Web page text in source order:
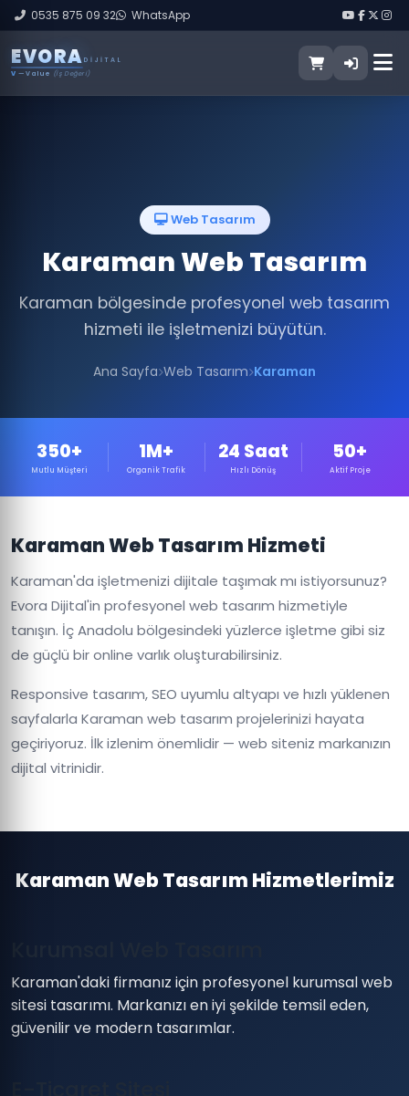
0535 875 09 32 WhatsApp
EVORA DIJITAL
V — Value (İş Değeri)
Web Tasarım
Karaman Web Tasarım
Karaman bölgesinde profesyonel web tasarım
hizmeti ile işletmenizi büyütün.
Ana Sayfa Web Tasarım Karaman
350+
Mutlu Müşteri
1M+
Organik Trafik
24 Saat
Hızlı Dönüş
50+
Aktif Proje
Karaman Web Tasarım Hizmeti
Karaman'da işletmenizi dijitale taşımak mı istiyorsunuz?
Evora Dijital'in profesyonel web tasarım hizmetiyle
tanışın. İç Anadolu bölgesindeki yüzlerce işletme gibi siz
de güçlü bir online varlık oluşturabilirsiniz.
Responsive tasarım, SEO uyumlu altyapı ve hızlı yüklenen
sayfalarla Karaman web tasarım projelerinizi hayata
geçiriyoruz. İlk izlenim önemlidir — web siteniz markanızın
dijital vitrinidir.
Karaman Web Tasarım Hizmetlerimiz
Karaman'daki firmanız için profesyonel kurumsal web
sitesi tasarımı. Markanızı en iyi şekilde temsil eden,
güvenilir ve modern tasarımlar.